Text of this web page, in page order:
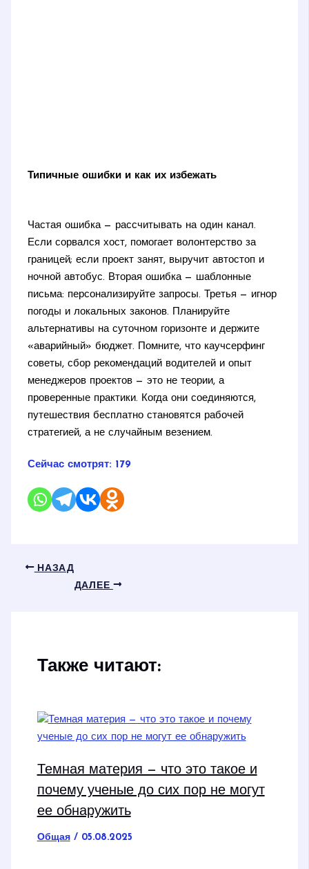
Типичные ошибки и как их избежать
Частая ошибка — рассчитывать на один канал.
Если сорвался хост, помогает волонтерство за
границей; если проект занят, выручит автостоп и
ночной автобус. Вторая ошибка — шаблонные
письма: персонализируйте запросы. Третья — игнор
погоды и локальных законов. Планируйте
альтернативы на суточном горизонте и держите
«аварийный» бюджет. Помните, что каучсерфинг
советы, сбор рекомендаций водителей и опыт
менеджеров проектов — это не теории, а
проверенные практики. Когда они соединяются,
путешествия бесплатно становятся рабочей
стратегией, а не случайным везением.
Сейчас смотрят: 179
НАЗАД
ДАЛЕЕ
Также читают:
Темная материя — что это такое и
почему ученые до сих пор не могут
ее обнаружить
Общая/ 05.08.2025